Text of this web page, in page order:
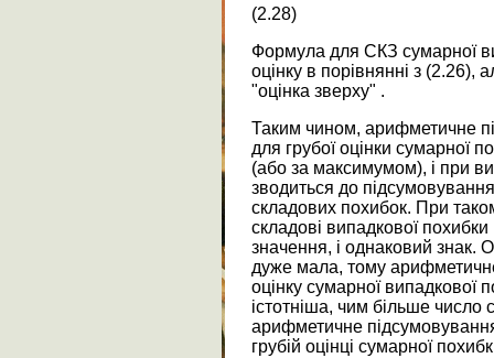
(2.28)
Формула для СКЗ сумарної
оцінку в порівнянні з (2.26),
"оцінка зверху" .
Таким чином, арифметичне
для грубої оцінки сумарної
(або за максимумом), і при
зводиться до
складових похибок. При
складові випадкової
значення, і однаковий знак.
дуже мала, тому
оцінку сумарної випадкової
істотніша, чим більше число
арифметичне
грубій оцінці сумарної